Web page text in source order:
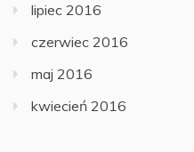
lipiec 2016
czerwiec 2016
maj 2016
kwiecień 2016